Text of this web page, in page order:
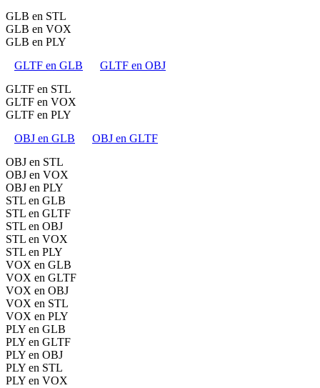
GLB en STL
GLB en VOX
GLB en PLY
GLTF en GLB
GLTF en OBJ
GLTF en STL
GLTF en VOX
GLTF en PLY
OBJ en GLB
OBJ en GLTF
OBJ en STL
OBJ en VOX
OBJ en PLY
STL en GLB
STL en GLTF
STL en OBJ
STL en VOX
STL en PLY
VOX en GLB
VOX en GLTF
VOX en OBJ
VOX en STL
VOX en PLY
PLY en GLB
PLY en GLTF
PLY en OBJ
PLY en STL
PLY en VOX